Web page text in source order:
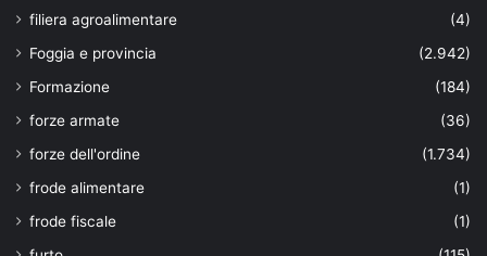
filiera agroalimentare
(4)
Foggia e provincia
(2.942)
Formazione
(184)
forze armate
(36)
forze dell'ordine
(1.734)
frode alimentare
(1)
frode fiscale
(1)